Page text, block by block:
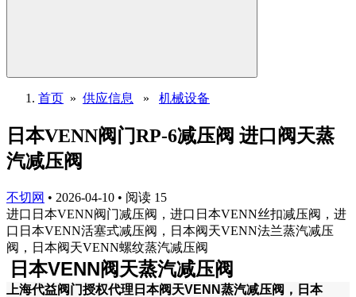
首页 » 供应信息 » 机械设备
日本VENN阀门RP-6减压阀 进口阀天蒸
汽减压阀
不切网 • 2026-04-10 • 阅读 15
进口日本VENN阀门减压阀，进口日本VENN丝扣减压阀，进
口日本VENN活塞式减压阀，日本阀天VENN法兰蒸汽减压
阀，日本阀天VENN螺纹蒸汽减压阀
日本VENN阀天蒸汽减压阀
上海代益阀门授权代理日本阀天VENN蒸汽减压阀，日本